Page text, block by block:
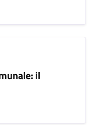
il